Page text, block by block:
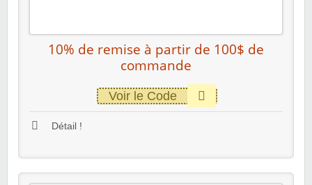
10% de remise à partir de 100$ de
commande
Voir le Code
Détail !